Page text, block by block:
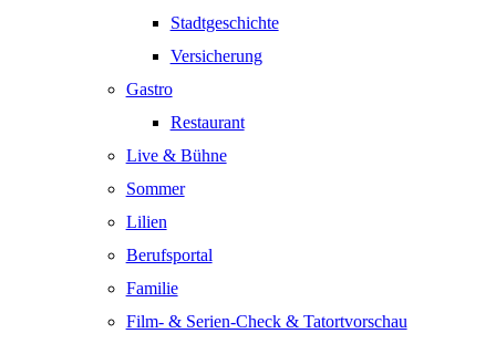
Stadtgeschichte
Versicherung
Gastro
Restaurant
Live & Bühne
Sommer
Lilien
Berufsportal
Familie
Film- & Serien-Check & Tatortvorschau